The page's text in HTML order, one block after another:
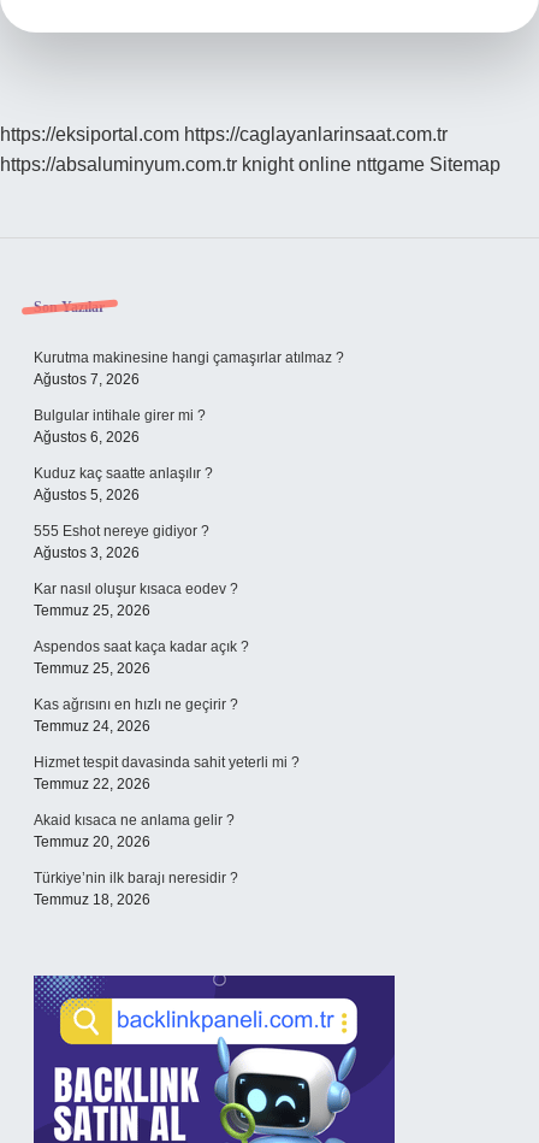
https://eksiportal.com https://caglayanlarinsaat.com.tr
https://absaluminyum.com.tr knight online nttgame Sitemap
Sidebar
Son Yazılar
Kurutma makinesine hangi çamaşırlar atılmaz ?
Ağustos 7, 2026
Bulgular intihale girer mi ?
Ağustos 6, 2026
Kuduz kaç saatte anlaşılır ?
Ağustos 5, 2026
555 Eshot nereye gidiyor ?
Ağustos 3, 2026
Kar nasıl oluşur kısaca eodev ?
Temmuz 25, 2026
Aspendos saat kaça kadar açık ?
Temmuz 25, 2026
Kas ağrısını en hızlı ne geçirir ?
Temmuz 24, 2026
Hizmet tespit davasinda sahit yeterli mi ?
Temmuz 22, 2026
Akaid kısaca ne anlama gelir ?
Temmuz 20, 2026
Türkiye’nin ilk barajı neresidir ?
Temmuz 18, 2026